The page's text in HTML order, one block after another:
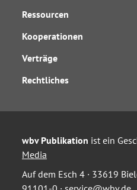
Ressourcen
Kooperationen
Verträge
Rechtliches
wbv Publikation ist ein
Media
Auf dem Esch 4 · 33619